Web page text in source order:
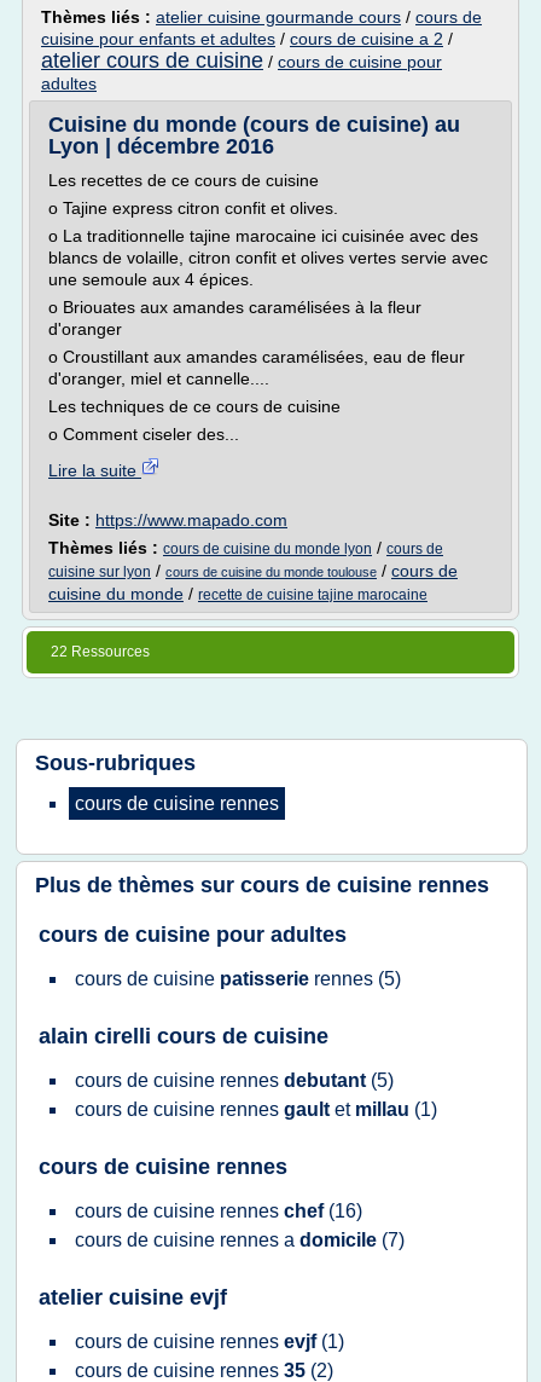
Thèmes liés : atelier cuisine gourmande cours / cours de
cuisine pour enfants et adultes / cours de cuisine a 2 /
atelier cours de cuisine / cours de cuisine pour
adultes
Cuisine du monde (cours de cuisine) au
Lyon | décembre 2016
Les recettes de ce cours de cuisine
o Tajine express citron confit et olives.
o La traditionnelle tajine marocaine ici cuisinée avec des
blancs de volaille, citron confit et olives vertes servie avec
une semoule aux 4 épices.
o Briouates aux amandes caramélisées à la fleur
d'oranger
o Croustillant aux amandes caramélisées, eau de fleur
d'oranger, miel et cannelle....
Les techniques de ce cours de cuisine
o Comment ciseler des...
Lire la suite
Site : https://www.mapado.com
Thèmes liés : cours de cuisine du monde lyon / cours de
cuisine sur lyon / cours de cuisine du monde toulouse / cours de
cuisine du monde / recette de cuisine tajine marocaine
22 Ressources
Sous-rubriques
cours de cuisine rennes
Plus de thèmes sur cours de cuisine rennes
cours de cuisine pour adultes
cours de cuisine patisserie rennes (5)
alain cirelli cours de cuisine
cours de cuisine rennes debutant (5)
cours de cuisine rennes gault et millau (1)
cours de cuisine rennes
cours de cuisine rennes chef (16)
cours de cuisine rennes a domicile (7)
atelier cuisine evjf
cours de cuisine rennes evjf (1)
cours de cuisine rennes 35 (2)